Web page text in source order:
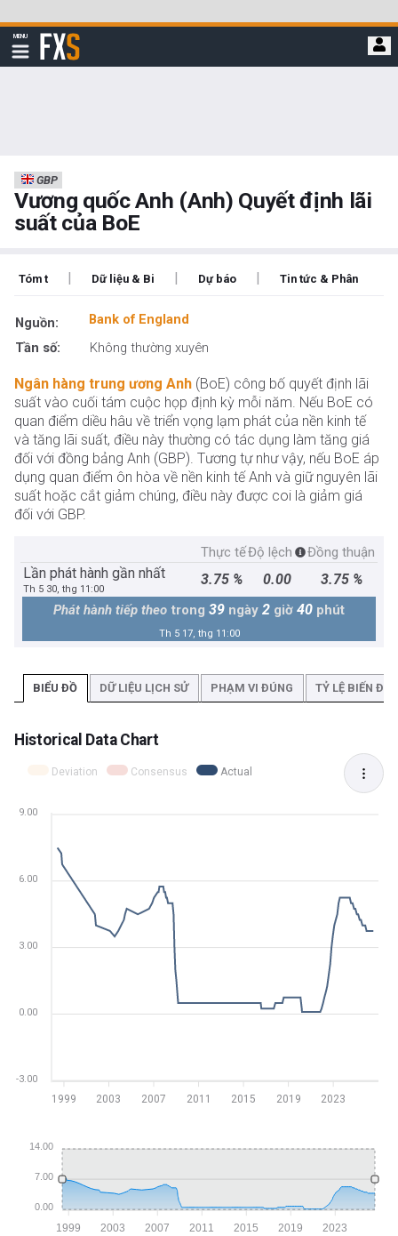
qua
đi
MENU
Hiển
thị
FXStreet
GBP
Vương quốc Anh (Anh) Quyết định lãi
suất của BoE
Tóm t | Dữ liệu & Bi | Dự báo | Tin tức & Phân
Nguồn:
Bank of England
Tần số:
Không thường xuyên
Ngân hàng trung ương Anh (BoE) công bố quyết định lãi
suất vào cuối tám cuộc họp định kỳ mỗi năm. Nếu BoE có
quan điểm diều hâu về triển vọng lạm phát của nền kinh tế
và tăng lãi suất, điều này thường có tác dụng làm tăng giá
đối với đồng bảng Anh (GBP). Tương tự như vậy, nếu BoE áp
dụng quan điểm ôn hòa về nền kinh tế Anh và giữ nguyên lãi
suất hoặc cắt giảm chúng, điều này được coi là giảm giá
đối với GBP.
Thực tếĐộ lệch Đồng thuận
Lần phát hành gần nhất
Th 5 30, thg 11:00
3.75 % 0.00 3.75 %
Phát hành tiếp theo trong 39 ngày 2 giờ 40 phút
Th 5 17, thg 11:00
BIỂU ĐỒ DỮ LIỆU LỊCH SỬ PHẠM VI ĐÚNG TỶ LỆ BIẾN
Historical Data Chart
Deviation Consensus Actual
1999 2003 2007 2011 2015 2019 2023
9.00
6.00
3.00
0.00
-3.00
1999 2003 2007 2011 2015 2019 2023
14.00
7.00
0.00